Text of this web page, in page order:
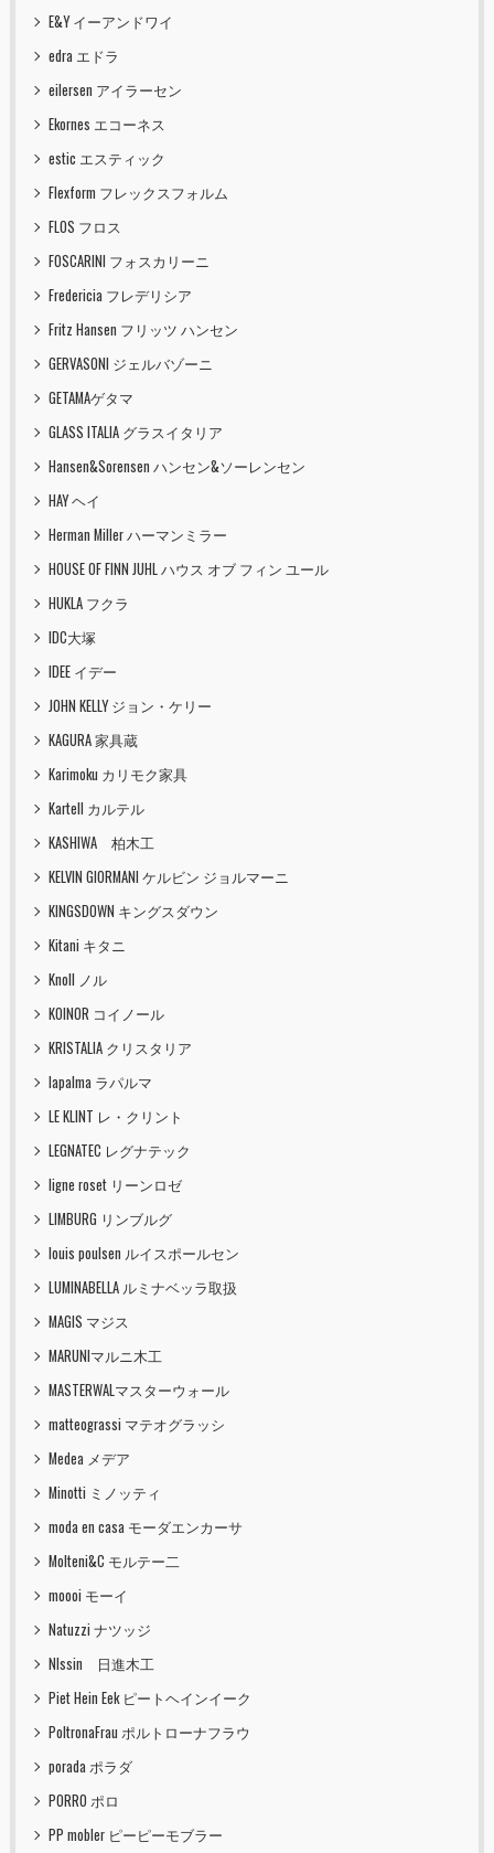
E&Y イーアンドワイ
edra エドラ
eilersen アイラーセン
Ekornes エコーネス
estic エスティック
Flexform フレックスフォルム
FLOS フロス
FOSCARINI フォスカリーニ
Fredericia フレデリシア
Fritz Hansen フリッツ ハンセン
GERVASONI ジェルバゾーニ
GETAMAゲタマ
GLASS ITALIA グラスイタリア
Hansen&Sorensen ハンセン&ソーレンセン
HAY ヘイ
Herman Miller ハーマンミラー
HOUSE OF FINN JUHL ハウス オブ フィン ユール
HUKLA フクラ
IDC大塚
IDEE イデー
JOHN KELLY ジョン・ケリー
KAGURA 家具蔵
Karimoku カリモク家具
Kartell カルテル
KASHIWA 柏木工
KELVIN GIORMANI ケルビン ジョルマーニ
KINGSDOWN キングスダウン
Kitani キタニ
Knoll ノル
KOINOR コイノール
KRISTALIA クリスタリア
lapalma ラパルマ
LE KLINT レ・クリント
LEGNATEC レグナテック
ligne roset リーンロゼ
LIMBURG リンブルグ
louis poulsen ルイスポールセン
LUMINABELLA ルミナベッラ取扱
MAGIS マジス
MARUNIマルニ木工
MASTERWALマスターウォール
matteograssi マテオグラッシ
Medea メデア
Minotti ミノッティ
moda en casa モーダエンカーサ
Molteni&C モルテー二
moooi モーイ
Natuzzi ナツッジ
NIssin 日進木工
Piet Hein Eek ピートヘインイーク
PoltronaFrau ポルトローナフラウ
porada ポラダ
PORRO ポロ
PP mobler ピーピーモブラー